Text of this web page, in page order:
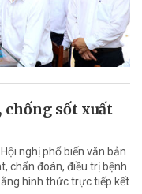
chống sốt xuất
nghị phổ biến văn bản
chẩn đoán, điều trị bệnh
hình thức trực tiếp kết